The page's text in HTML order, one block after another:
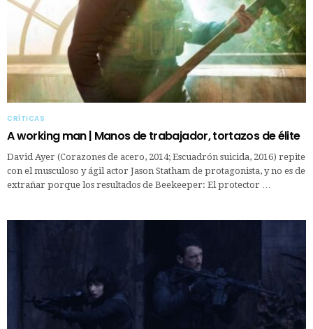
CRÍTICAS
A working man | Manos de trabajador, tortazos de élite
David Ayer (Corazones de acero, 2014; Escuadrón suicida, 2016) repite
con el musculoso y ágil actor Jason Statham de protagonista, y no es de
extrañar porque los resultados de Beekeeper: El protector …